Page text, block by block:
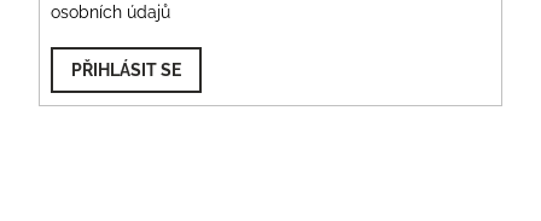
osobních údajů
PŘIHLÁSIT SE